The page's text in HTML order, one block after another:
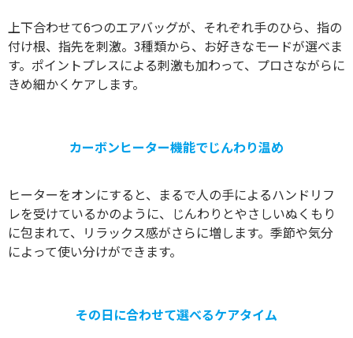
上下合わせて6つのエアバッグが、それぞれ手のひら、指の
付け根、指先を刺激。3種類から、お好きなモードが選べま
す。ポイントプレスによる刺激も加わって、プロさながらに
きめ細かくケアします。
カーボンヒーター機能でじんわり温め
ヒーターをオンにすると、まるで人の手によるハンドリフ
レを受けているかのように、じんわりとやさしいぬくもり
に包まれて、リラックス感がさらに増します。季節や気分
によって使い分けができます。
その日に合わせて選べるケアタイム